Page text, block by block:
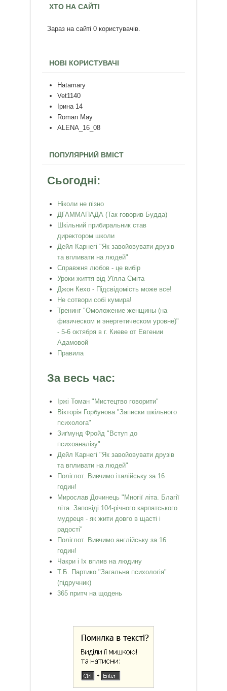
ХТО НА САЙТІ
Зараз на сайті 0 користувачів.
НОВІ КОРИСТУВАЧІ
Hatamary
Vet1140
Ірина 14
Roman May
ALENA_16_08
ПОПУЛЯРНИЙ ВМІСТ
Сьогодні:
Ніколи не пізно
ДГАММАПАДА (Так говорив Будда)
Шкільний прибиральник став
директором школи
Дейл Карнегі "Як завойовувати друзів
та впливати на людей"
Справжня любов - це вибір
Уроки життя від Уїлла Сміта
Джон Кехо - Підсвідомість може все!
Не сотвори собі кумира!
Тренинг "Омоложение женщины (на
физическом и энергетическом уровне)"
- 5-6 октября в г. Киеве от Евгении
Адамовой
Правила
За весь час:
Іржі Томан "Мистецтво говорити"
Вікторія Горбунова "Записки шкільного
психолога"
Зиґмунд Фройд "Вступ до
психоаналізу"
Дейл Карнегі "Як завойовувати друзів
та впливати на людей"
Поліглот. Вивчимо італійську за 16
годин!
Мирослав Дочинець "Многії літа. Благії
літа. Заповіді 104-річного карпатського
мудреця - як жити довго в щасті і
радості"
Поліглот. Вивчимо англійську за 16
годин!
Чакри і їх вплив на людину
Т.Б. Партико "Загальна психологія"
(підручник)
365 притч на щодень